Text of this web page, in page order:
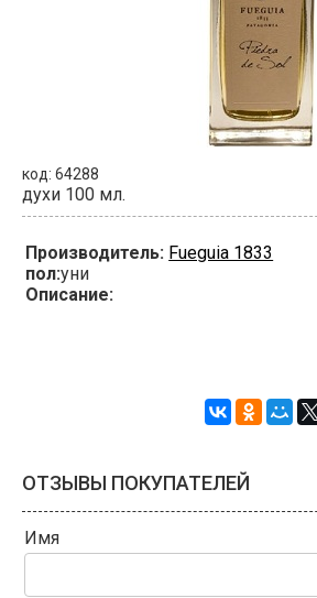
код: 64288
духи 100 мл.
Производитель: Fueguia 1833
пол:уни
Описание:
ОТЗЫВЫ ПОКУПАТЕЛЕЙ
Имя